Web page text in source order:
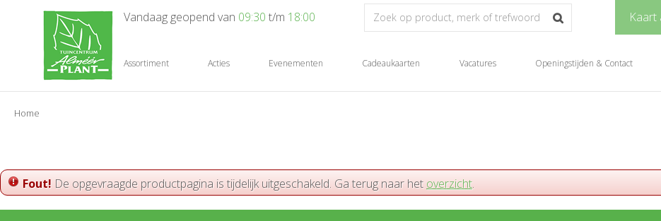
Home
Kaart
Vandaag geopend van 09:30 t/m 18:00
Assortiment Acties Evenementen Cadeaukaarten Vacatures Openingstijden & Contact
Fout! De opgevraagde productpagina is tijdelijk uitgeschakeld. Ga terug naar het overzicht.